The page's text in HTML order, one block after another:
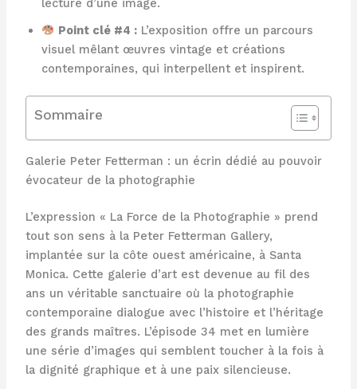
lecture d’une image.
Point clé #4 : L’exposition offre un parcours
visuel mêlant œuvres vintage et créations
contemporaines, qui interpellent et inspirent.
Sommaire
Galerie Peter Fetterman : un écrin dédié au pouvoir
évocateur de la photographie
L’expression « La Force de la Photographie » prend
tout son sens à la Peter Fetterman Gallery,
implantée sur la côte ouest américaine, à Santa
Monica. Cette galerie d’art est devenue au fil des
ans un véritable sanctuaire où la photographie
contemporaine dialogue avec l’histoire et l’héritage
des grands maîtres. L’épisode 34 met en lumière
une série d’images qui semblent toucher à la fois à
la dignité graphique et à une paix silencieuse.